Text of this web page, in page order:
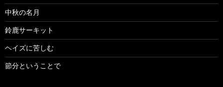
中秋の名月
鈴鹿サーキット
ヘイズに苦しむ
節分ということで